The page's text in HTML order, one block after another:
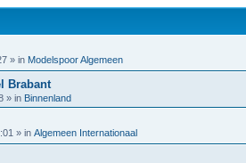
» in Modelspoor Algemeen
Brabant
» in Binnenland
» in Algemeen Internationaal